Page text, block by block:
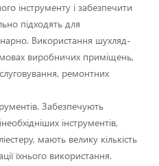
інструменту і забезпечити
підходять для
Використання шухляд-
виробничих приміщень,
ремонтних
Забезпечують
інструментів,
мають велику кількість
їхнього використання.